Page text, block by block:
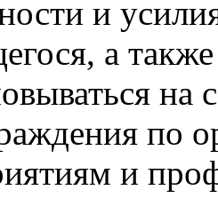
и
а
на
по
и